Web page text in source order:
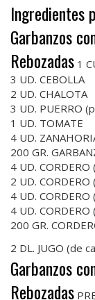
Ingredientes
Garbanzos
Rebozadas 1
3 UD. CEBOLLA
2 UD. CHALOTA
3 UD. PUERRO
1 UD. TOMATE
4 UD.
200 GR.
4 UD. CORDERO
2 UD.
4 UD. CORDERO
4 UD.
200 GR.
2 DL. JUGO (de
Garbanzos
Rebozadas